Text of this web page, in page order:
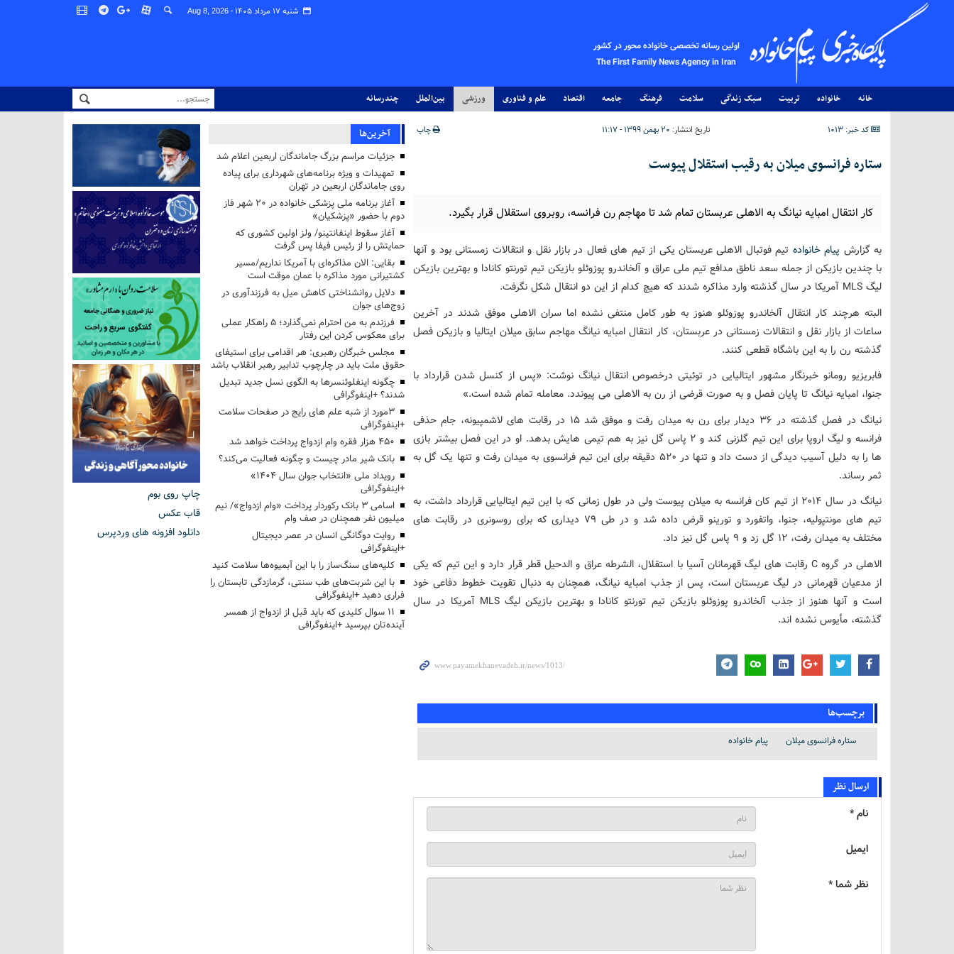
شنبه ۱۷ مرداد ۱۴۰۵ - Aug 8, 2026
اولین رسانه تخصصی خانواده محور در کشور
The First Family News Agency in Iran
خانه خانواده تربیت سبک زندگی سلامت فرهنگ جامعه اقتصاد علم و فناوری ورزشی بین‌الملل چندرسانه
کد خبر: 1013 تاریخ انتشار: ۲۰ بهمن ۱۳۹۹ - ۱۱:۱۷ چاپ
ستاره فرانسوی میلان به رقیب استقلال پیوست
کار انتقال امبایه نیانگ به الاهلی عربستان تمام شد تا مهاجم رن فرانسه، روبروی استقلال قرار بگیرد.
به گزارش پیام خانواده تیم فوتبال الاهلی عربستان یکی از تیم های فعال در بازار نقل و انتقالات زمستانی بود و آنها
با چندین بازیکن از جمله سعد ناطق مدافع تیم ملی عراق و آلخاندرو پوزوئلو بازیکن تیم تورنتو کانادا و بهترین بازیکن
لیگ MLS آمریکا در سال گذشته وارد مذاکره شدند که هیچ کدام از این دو انتقال شکل نگرفت.
البته هرچند کار انتقال آلخاندرو پوزوئلو هنوز به طور کامل منتفی نشده اما سران الاهلی موفق شدند در آخرین
ساعات از بازار نقل و انتقالات زمستانی در عربستان، کار انتقال امبایه نیانگ مهاجم سابق میلان ایتالیا و بازیکن فصل
گذشته رن را به این باشگاه قطعی کنند.
فابریزیو رومانو خبرنگار مشهور ایتالیایی در توئیتی درخصوص انتقال نیانگ نوشت: «پس از کنسل شدن قرارداد با
جنوا، امبایه نیانگ تا پایان فصل و به صورت قرضی از رن به الاهلی می پیوندد. معامله تمام شده است.»
نیانگ در فصل گذشته در ۳۶ دیدار برای رن به میدان رفت و موفق شد ۱۵ در رقابت های لاشمپیونه، جام حذفی
فرانسه و لیگ اروپا برای این تیم گلزنی کند و ۲ پاس گل نیز به هم تیمی هایش بدهد. او در این فصل بیشتر بازی
ها را به دلیل آسیب دیدگی از دست داد و تنها در ۵۲۰ دقیقه برای این تیم فرانسوی به میدان رفت و تنها یک گل به
ثمر رساند.
نیانگ در سال ۲۰۱۴ از تیم کان فرانسه به میلان پیوست ولی در طول زمانی که با این تیم ایتالیایی قرارداد داشت، به
تیم های مونتپولیه، جنوا، واتفورد و تورینو قرض داده شد و در طی ۷۹ دیداری که برای روسونری در رقابت های
مختلف به میدان رفت، ۱۲ گل زد و ۹ پاس گل نیز داد.
الاهلی در گروه C رقابت های لیگ قهرمانان آسیا با استقلال، الشرطه عراق و الدحیل قطر قرار دارد و این تیم که یکی
از مدعیان قهرمانی در لیگ عربستان است، پس از جذب امبایه نیانگ، همچنان به دنبال تقویت خطوط دفاعی خود
است و آنها هنوز از جذب آلخاندرو پوزوئلو بازیکن تیم تورنتو کانادا و بهترین بازیکن لیگ MLS آمریکا در سال
گذشته، مأیوس نشده اند.
برچسب‌ها
ستاره فرانسوی میلان پیام خانواده
ارسال نظر
نام *
ایمیل
نظر شما *
آخرین‌ها
جزئیات مراسم بزرگ جاماندگان اربعین اعلام شد
تمهیدات و ویژه برنامه‌های شهرداری برای پیاده
روی جاماندگان اربعین در تهران
آغاز برنامه ملی پزشکی خانواده در ۲۰ شهر فاز
دوم با حضور «پزشکیان»
آغاز سقوط اینفانتینو/ ولز اولین کشوری که
حمایتش را از رئیس فیفا پس گرفت
بقایی: الان مذاکره‌ای با آمریکا نداریم/مسیر
کشتیرانی مورد مذاکره با عمان موقت است
دلایل روانشناختی کاهش میل به فرزندآوری در
زوج‌های جوان
فرزندم به من احترام نمی‌گذارد؛ ۵ راهکار عملی
برای معکوس کردن این رفتار
مجلس خبرگان رهبری: هر اقدامی برای استیفای
حقوق ملت باید در چارچوب تدابیر رهبر انقلاب باشد
چگونه اینفلوئنسرها به الگوی نسل جدید تبدیل
شدند؟ +اینفوگرافی
3مورد از شبه علم های رایج در صفحات سلامت
+اینفوگرافی
۴۵۰ هزار فقره وام ازدواج پرداخت خواهد شد
بانک شیر مادر چیست و چگونه فعالیت می‌کند؟
رویداد ملی «انتخاب جوان سال ۱۴۰۴»
+اینفوگرافی
اسامی ۳ بانک رکوردار پرداخت «وام ازدواج»/ نیم
میلیون نفر همچنان در صف وام
روایت دوگانگی انسان در عصر دیجیتال
+اینفوگرافی
کلیه‌های سنگ‌ساز را با این آبمیوه‌ها سلامت کنید
با این شربت‌های طب سنتی، گرمازدگی تابستان را
فراری دهید +اینفوگرافی
۱۱ سوال کلیدی که باید قبل از ازدواج از همسر
آینده‌تان بپرسید +اینفوگرافی
چاپ روی بوم
قاب عکس
دانلود افزونه های وردپرس